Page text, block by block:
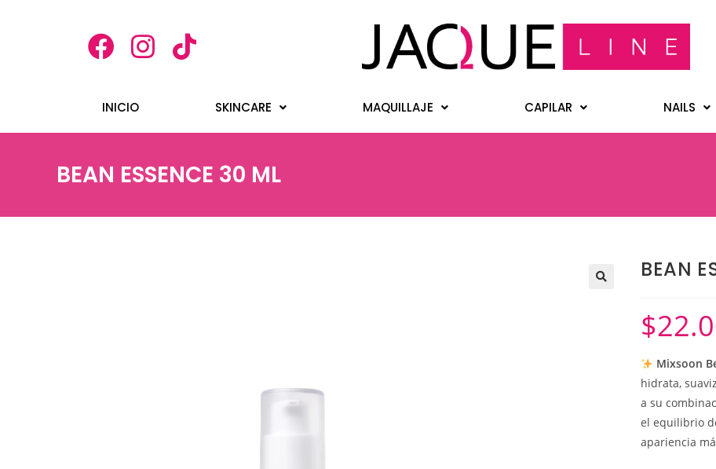
INICIO SKINCARE MAQUILLAJE CAPILAR NAILS
BEAN ESSENCE 30 ML
BEAN
$
Mixsoon
hidrata,
a su
el equilibrio
apariencia